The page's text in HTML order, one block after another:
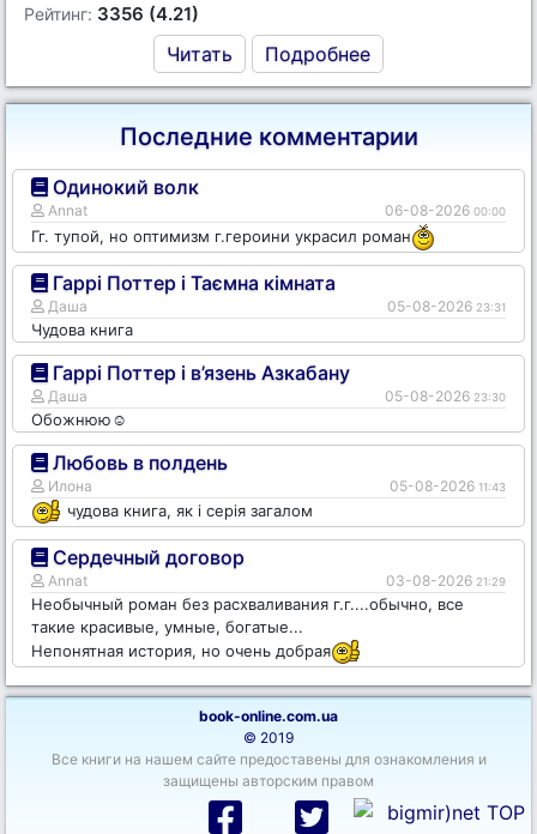
Рейтинг: 3356 (4.21)
Читать Подробнее
Последние комментарии
Одинокий волк
Annat 06-08-2026 00:00
Гг. тупой, но оптимизм г.героини украсил роман
Гаррі Поттер і Таємна кімната
Даша 05-08-2026 23:31
Чудова книга
Гаррі Поттер і в’язень Азкабану
Даша 05-08-2026 23:30
Обожнюю☺️
Любовь в полдень
Илона 05-08-2026 11:43
чудова книга, як і серія загалом
Сердечный договор
Annat 03-08-2026 21:29
Необычный роман без расхваливания г.г....обычно, все
такие красивые, умные, богатые...
Непонятная история, но очень добрая
book-online.com.ua
© 2019
Все книги на нашем сайте предоставены для ознакомления и
защищены авторским правом